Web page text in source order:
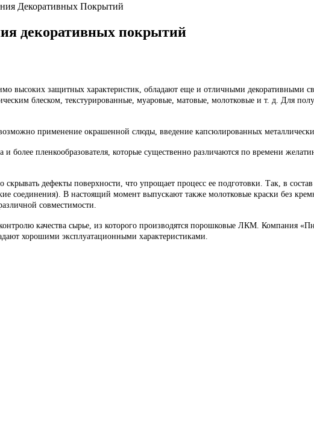
Декоративных Покрытий
декоративных покрытий
высоких защитных характеристик, обладают еще и отличными декоративными
блеском, текстурированные, муаровые, матовые, молотковые и т. д. Для
применение окрашенной слюды, введение капсюлированных
более пленкообразователя, которые существенно различаются по времени
дефекты поверхности, что упрощает процесс ее подготовки. Так, в
соединения). В настоящий момент выпускают также молотковые краски без
совместимости.
качества сырье, из которого производятся порошковые ЛКМ. Компания
хорошими эксплуатационными характеристиками.